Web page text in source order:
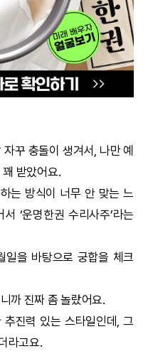
꾸 충돌이 생겨서, 나만 예
받았어요.
는 방식이 너무 안 맞는 느
‘운명한권 수리사주’라는
일을 바탕으로 궁합을 체크
까 진짜 좀 놀랐어요.
진력 있는 스타일인데, 그
라고요.